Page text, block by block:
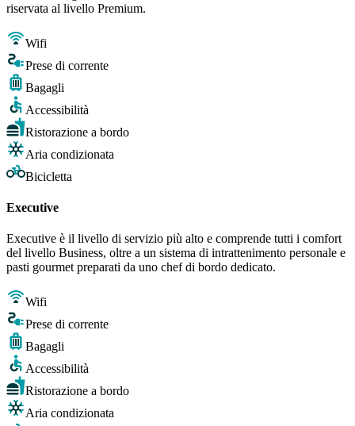
riservata al livello Premium.
Wifi
Prese di corrente
Bagagli
Accessibilità
Ristorazione a bordo
Aria condizionata
Bicicletta
Executive
Executive è il livello di servizio più alto e comprende tutti i comfort
del livello Business, oltre a un sistema di intrattenimento personale e
pasti gourmet preparati da uno chef di bordo dedicato.
Wifi
Prese di corrente
Bagagli
Accessibilità
Ristorazione a bordo
Aria condizionata